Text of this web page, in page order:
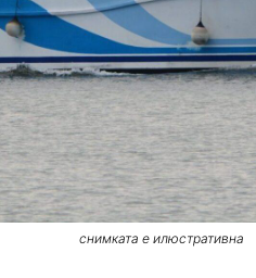
снимката е илюстративна